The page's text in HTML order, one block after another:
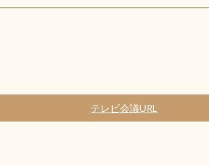
テレビ会議URL